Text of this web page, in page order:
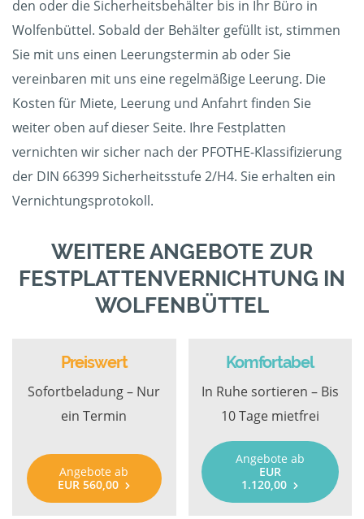
den oder die Sicherheitsbehälter bis in Ihr Büro in
Wolfenbüttel. Sobald der Behälter gefüllt ist, stimmen
Sie mit uns einen Leerungstermin ab oder Sie
vereinbaren mit uns eine regelmäßige Leerung. Die
Kosten für Miete, Leerung und Anfahrt finden Sie
weiter oben auf dieser Seite. Ihre Festplatten
vernichten wir sicher nach der PFOTHE-Klassifizierung
der DIN 66399 Sicherheitsstufe 2/H4. Sie erhalten ein
Vernichtungsprotokoll.
WEITERE ANGEBOTE ZUR
FESTPLATTENVERNICHTUNG IN
WOLFENBÜTTEL
Preiswert
Sofortbeladung – Nur
ein Termin
Angebote ab
EUR 560,00
Komfortabel
In Ruhe sortieren – Bis
10 Tage mietfrei
Angebote ab
EUR
1.120,00